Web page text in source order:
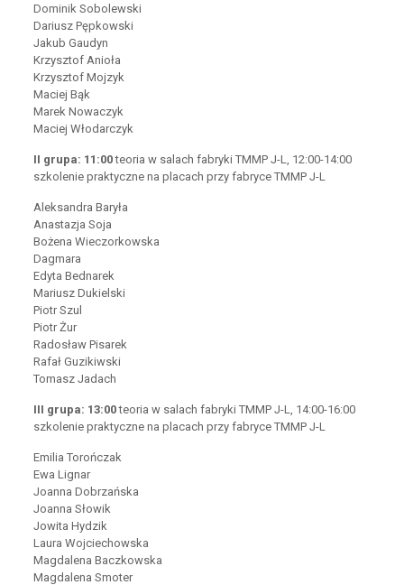
Dominik Sobolewski
Dariusz Pępkowski
Jakub Gaudyn
Krzysztof Anioła
Krzysztof Mojzyk
Maciej Bąk
Marek Nowaczyk
Maciej Włodarczyk
II grupa: 11:00teoria w salach fabryki TMMP J-L, 12:00-14:00
szkolenie praktyczne na placach przy fabryce TMMP J-L
Aleksandra Baryła
Anastazja Soja
Bożena Wieczorkowska
Dagmara
Edyta Bednarek
Mariusz Dukielski
Piotr Szul
Piotr Żur
Radosław Pisarek
Rafał Guzikiwski
Tomasz Jadach
III grupa: 13:00teoria w salach fabryki TMMP J-L, 14:00-16:00
szkolenie praktyczne na placach przy fabryce TMMP J-L
Emilia Torończak
Ewa Lignar
Joanna Dobrzańska
Joanna Słowik
Jowita Hydzik
Laura Wojciechowska
Magdalena Baczkowska
Magdalena Smoter